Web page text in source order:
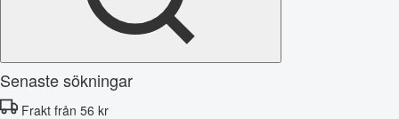
Senaste sökningar
Frakt från 56 kr